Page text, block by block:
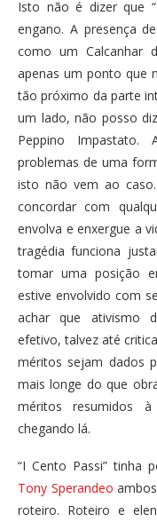
Isto não é dizer que
engano. A presença
como um Calcanhar
apenas um ponto que
tão próximo da parte
um lado, não posso
Peppino
problemas de uma
isto não vem ao
concordar com
envolva e enxergue a
tragédia funciona
tomar uma posição
estive envolvido com
achar que ativismo
efetivo, talvez até
méritos sejam dados
mais longe do que
méritos resumidos
chegando lá.
“I Cento Passi” tinha
Tony Sperandeo
roteiro. Roteiro e